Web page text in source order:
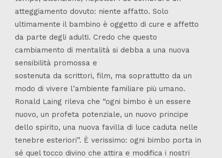
atteggiamento dovuto: niente affatto. Solo
ultimamente il bambino è oggetto di cure e affetto
da parte degli adulti. Credo che questo
cambiamento di mentalità si debba a una nuova
sensibilità promossa e
sostenuta da scrittori, film, ma soprattutto da un
modo di vivere l’ambiente familiare più umano.
Ronald Laing rileva che “ogni bimbo è un essere
nuovo, un profeta potenziale, un nuovo principe
dello spirito, una nuova favilla di luce caduta nelle
tenebre esteriori”. È verissimo: ogni bimbo porta in
sé quel tocco divino che attira e modifica i nostri